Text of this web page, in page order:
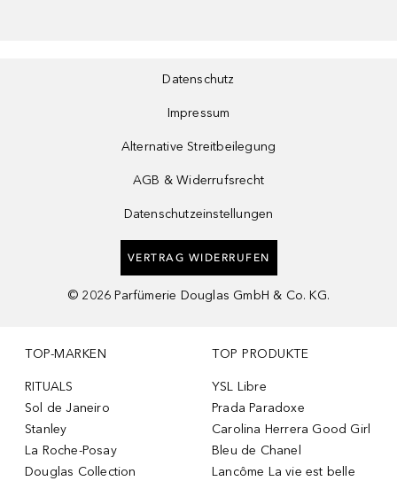
Datenschutz
Impressum
Alternative Streitbeilegung
AGB & Widerrufsrecht
Datenschutzeinstellungen
VERTRAG WIDERRUFEN
© 2026 Parfümerie Douglas GmbH & Co. KG.
TOP-MARKEN
RITUALS
Sol de Janeiro
Stanley
La Roche-Posay
Douglas Collection
TOP PRODUKTE
YSL Libre
Prada Paradoxe
Carolina Herrera Good Girl
Bleu de Chanel
Lancôme La vie est belle